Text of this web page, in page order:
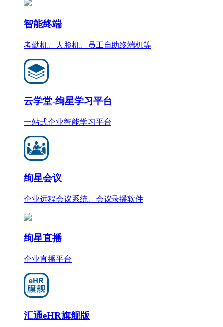
智能终端
考勤机、人脸机、员工自助终端机等
云学堂-绚星学习平台
一站式企业智能学习平台
绚星会议
企业远程会议系统、会议录播软件
绚星直播
企业直播平台
汇通eHR旗舰版